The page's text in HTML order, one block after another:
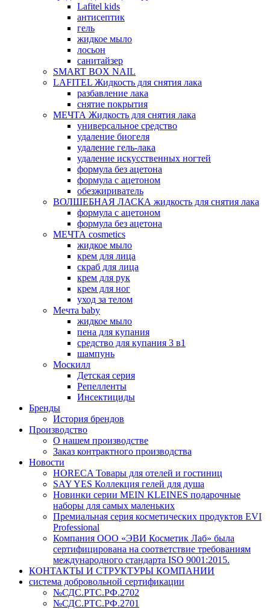
Lafitel kids
антисептик
гель
жидкое мыло
лосьон
санитайзер
SMART BOX NAIL
LAFITEL Жидкость для снятия лака
разбавление лака
снятие покрытия
МЕЧТА Жидкость для снятия лака
универсальное средство
удаление биогеля
удаление гель-лака
удаление искусственных ногтей
формула без ацетона
формула с ацетоном
обезжириватель
ВОЛШЕБНАЯ ЛАСКА жидкость для снятия лака
формула с ацетоном
формула без ацетона
МЕЧТА cosmetics
жидкое мыло
крем для лица
скраб для лица
крем для рук
крем для ног
уход за телом
Мечта baby
жидкое мыло
пена для купания
средство для купания 3 в1
шампунь
Москилл
Детская серия
Репелленты
Инсектициды
Бренды
История брендов
Производство
О нашем производстве
Заказ контрактного производства
Новости
HORECA Товары для отелей и гостиниц
SAY YES Коллекция гелей для душа
Новинки серии MEIN KLEINES подарочные
наборы для самых маленьких
Премиальная серия косметических продуктов EVI
Professional
Компания ООО «ЭВИ Косметик Лаб» была
сертифицирована на соответствие требованиям
международного стандарта ISO 9001:2015.
КОНТАКТЫ И СТРУКТУРЫ КОМПАНИИ
система добровольной сертификации
№СДС.РТС.РФ.2702
№СДС.РТС.РФ.2701